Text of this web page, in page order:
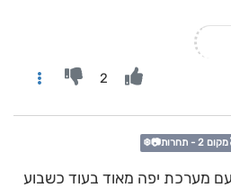
2
2 - תחרות📷❄️
מערכת יפה מאוד בעוד כשבוע